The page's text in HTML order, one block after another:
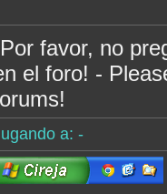
favor, no
el foro! -
a: -